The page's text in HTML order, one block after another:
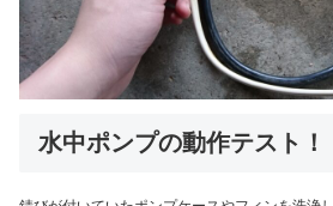
水中ポンプの動作テスト！